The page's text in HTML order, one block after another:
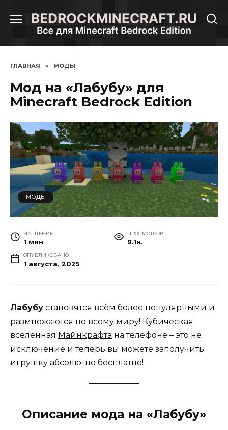
содержанию
ГЛАВНАЯ » МОДЫ
Мод на «Лабубу» для
Minecraft Bedrock Edition
МОДЫ
НА ЧТЕНИЕ
1 мин
ПРОСМОТРОВ
9.1к.
ОПУБЛИКОВАНО
1 августа, 2025
Лабубу становятся всём более популярными и
размножаются по всему миру! Кубическая
вселенная Майнкрафта на телефоне – это не
исключение и теперь вы можете заполучить
игрушку абсолютно бесплатно!
Описание мода на «Лабубу»